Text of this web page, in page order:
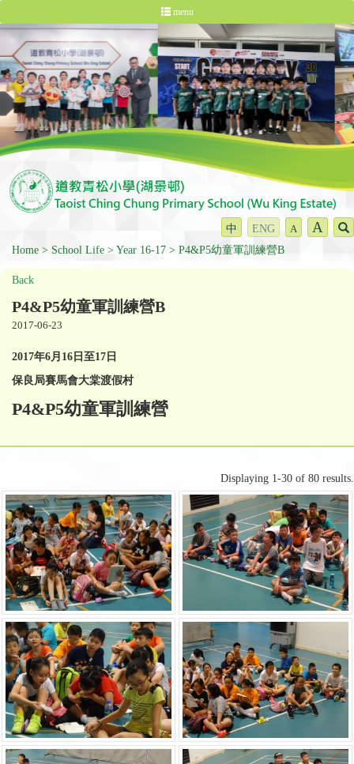
menu
中 ENG A A
Home School Life Year 16-17 P4&P5幼童軍訓練營B
Back
P4&P5幼童軍訓練營B
2017-06-23
2017年6月 16 日至17 日
保良局賽馬會大棠渡假村
P4&P5幼童軍訓練營
Displaying 1-30 of 80 results.